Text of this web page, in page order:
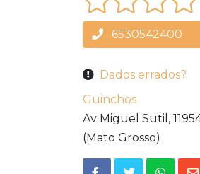
6530542400
Dados errados?
Guinchos
Av Miguel Sutil,
(Mato Grosso)